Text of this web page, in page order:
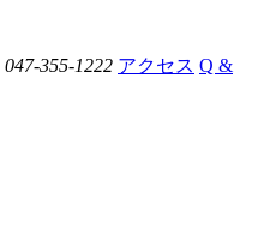
047-355-1222 アクセス Q &